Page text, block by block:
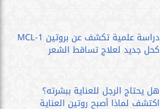
دراسة علمية تكشف عن بروتين MCL-1
كحل جديد لعلاج تساقط الشعر
هل يحتاج الرجل للعناية ببشرته؟
اكتشف لماذا أصبح روتين العناية